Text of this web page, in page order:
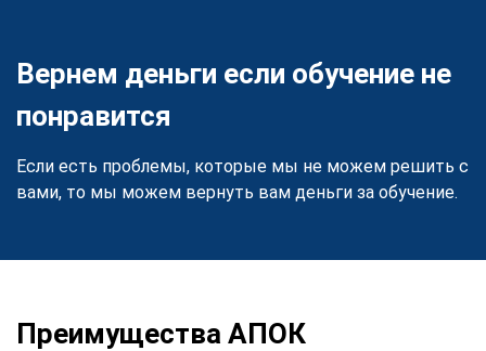
Вернем деньги если обучение не
понравится
Если есть проблемы, которые мы не можем решить с
вами, то мы можем вернуть вам деньги за обучение.
Преимущества АПОК